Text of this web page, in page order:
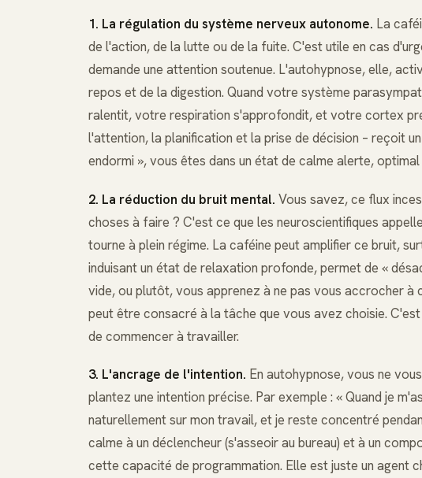
1. La régulation du système nerveux autonome. La
de l'action, de la lutte ou de la fuite. C'est utile en cas
demande une attention soutenue. L'autohypnose, elle,
repos et de la digestion. Quand votre système
ralentit, votre respiration s'approfondit, et votre cortex
l'attention, la planification et la prise de décision – reçoit
endormi », vous êtes dans un état de calme alerte,
2. La réduction du bruit mental. Vous savez, ce flux
choses à faire ? C'est ce que les neuroscientifiques
tourne à plein régime. La caféine peut amplifier ce bruit,
induisant un état de relaxation profonde, permet de «
vide, ou plutôt, vous apprenez à ne pas vous accrocher à
peut être consacré à la tâche que vous avez choisie.
de commencer à travailler.
3. L'ancrage de l'intention. En autohypnose, vous ne
plantez une intention précise. Par exemple : « Quand je
naturellement sur mon travail, et je reste concentré
calme à un déclencheur (s'asseoir au bureau) et à un
cette capacité de programmation. Elle est juste un agent